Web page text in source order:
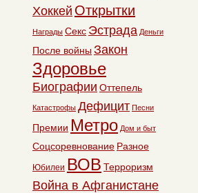
Хоккей Открытки
Награды Секс Эстрада Деньги
После войны Закон
Здоровье
Биографии Оттепель
Катастрофы Дефицит Песни
Премии Метро Дом и быт
Соцсоревнование Разное
Юбилеи ВОВ Терроризм
Война в Афганистане